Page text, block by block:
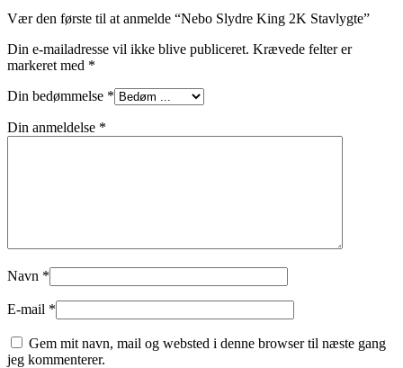
Vær den første til at anmelde “Nebo Slydre King 2K Stavlygte”
Din e-mailadresse vil ikke blive publiceret. Krævede felter er
markeret med *
Din bedømmelse *
Din anmeldelse *
Navn *
E-mail *
Gem mit navn, mail og websted i denne browser til næste gang
jeg kommenterer.